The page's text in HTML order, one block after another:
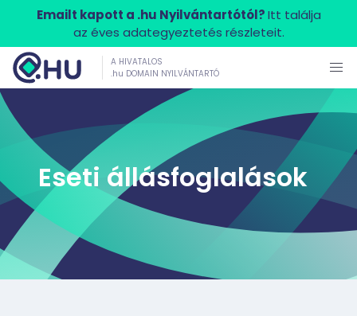
Emailt kapott a .hu Nyilvántartótól?Itt találja
az éves adategyeztetés részleteit.
A HIVATALOS
.hu DOMAIN NYILVÁNTARTÓ
Eseti állásfoglalások